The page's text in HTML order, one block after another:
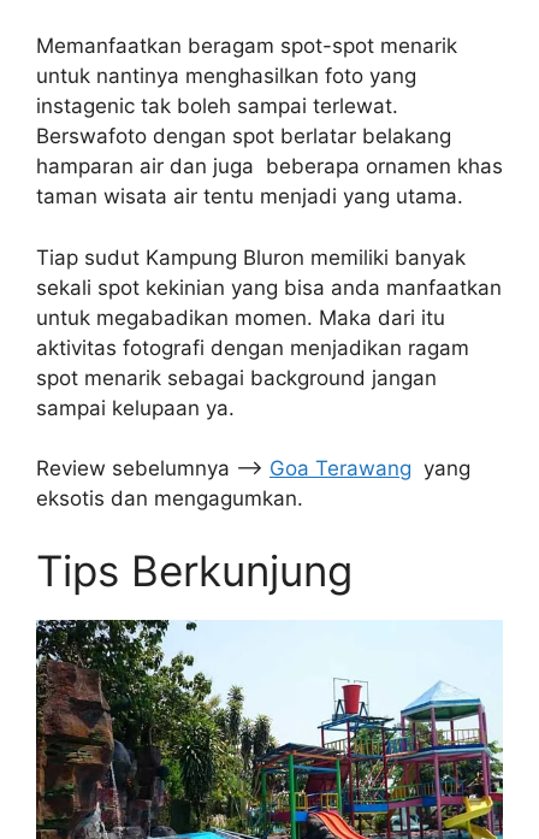
Memanfaatkan beragam spot-spot menarik
untuk nantinya menghasilkan foto yang
instagenic tak boleh sampai terlewat.
Berswafoto dengan spot berlatar belakang
hamparan air dan juga beberapa ornamen khas
taman wisata air tentu menjadi yang utama.
Tiap sudut Kampung Bluron memiliki banyak
sekali spot kekinian yang bisa anda manfaatkan
untuk megabadikan momen. Maka dari itu
aktivitas fotografi dengan menjadikan ragam
spot menarik sebagai background jangan
sampai kelupaan ya.
Review sebelumnya –> Goa Terawang yang
eksotis dan mengagumkan.
Tips Berkunjung